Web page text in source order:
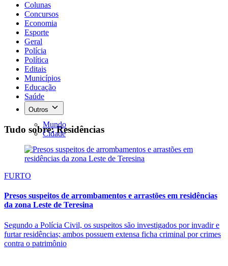
Colunas
Concursos
Economia
Esporte
Geral
Polícia
Política
Editais
Municípios
Educação
Saúde
Outros
Mundo
Cidade
Tudo sobre: Residências
FURTO
Presos suspeitos de arrombamentos e arrastões em residências
da zona Leste de Teresina
Segundo a Polícia Civil, os suspeitos são investigados por invadir e
furtar residências; ambos possuem extensa ficha criminal por crimes
contra o patrimônio